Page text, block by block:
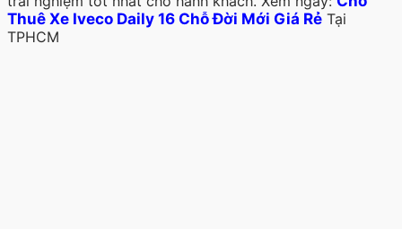
Thuê Xe Iveco Daily 16 Chỗ Đời Mới Giá Rẻ Tại
TPHCM